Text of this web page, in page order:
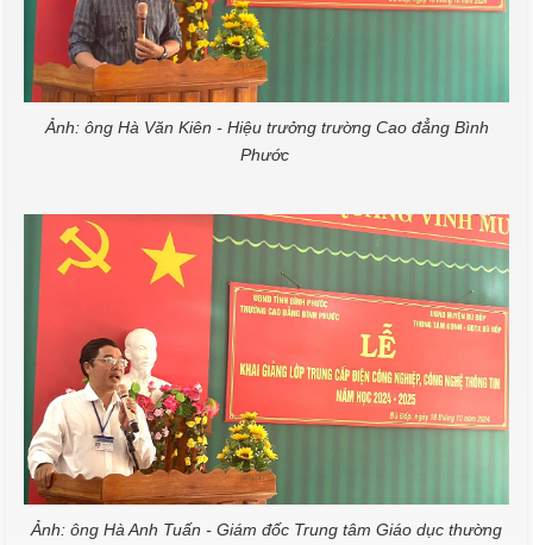
Ảnh: ông Hà Văn Kiên - Hiệu trưởng trường Cao đẳng Bình
Phước
Ảnh: ông Hà Anh Tuấn - Giám đốc Trung tâm Giáo dục thường